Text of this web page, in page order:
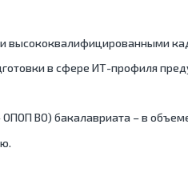
высококвалифицированными
в сфере ИТ-профиля
ВО) бакалавриата – в